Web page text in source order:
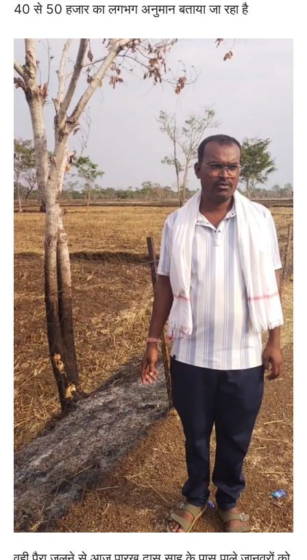
40 से 50 हजार का लगभग अनुमान बताया जा रहा है